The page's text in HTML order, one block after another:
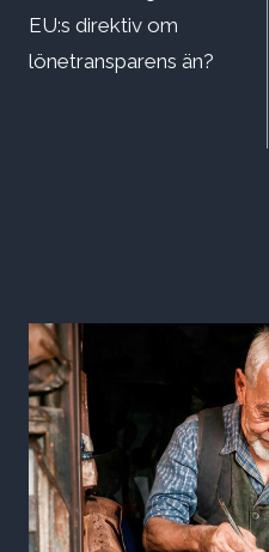
EU:s direktiv om
lönetransparens än?